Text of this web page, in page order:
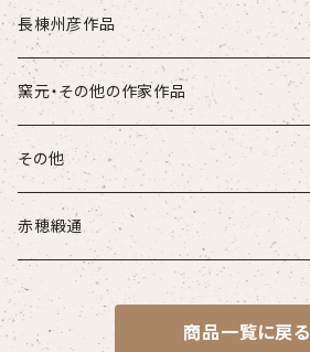
長棟州彦作品
窯元・その他の作家作品
その他
赤穂緞通
商品一覧に戻る